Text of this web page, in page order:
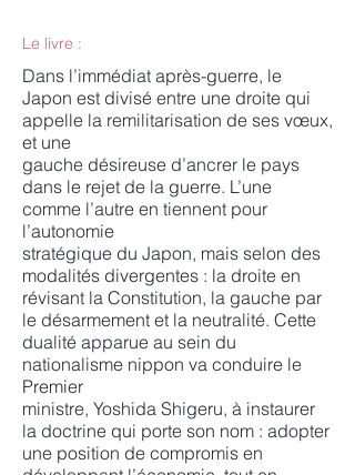
Le livre :
Dans l’immédiat après-guerre, le
Japon est divisé entre une droite qui
appelle la remilitarisation de ses vœux,
et une
gauche désireuse d’ancrer le pays
dans le rejet de la guerre. L’une
comme l’autre en tiennent pour
l’autonomie
stratégique du Japon, mais selon des
modalités divergentes : la droite en
révisant la Constitution, la gauche par
le désarmement et la neutralité. Cette
dualité apparue au sein du
nationalisme nippon va conduire le
Premier
ministre, Yoshida Shigeru, à instaurer
la doctrine qui porte son nom : adopter
une position de compromis en